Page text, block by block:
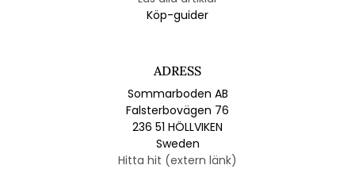
Köp-guider
ADRESS
Sommarboden AB
Falsterbovägen 76
236 51 HÖLLVIKEN
Sweden
Hitta hit (extern länk)